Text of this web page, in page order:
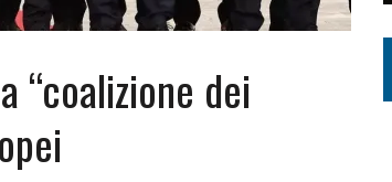
“coalizione dei